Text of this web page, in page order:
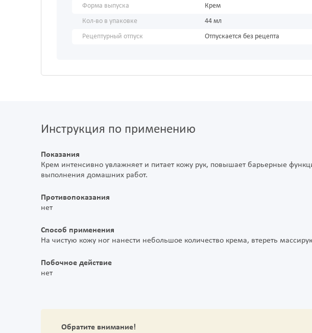
Форма выпуска
Крем
Кол-во в упаковке
44 мл
Рецептурный отпуск
Отпускается без рецепта
Инструкция по применению
Показания
Крем интенсивно увлажняет и питает кожу рук, повышает барьерные
выполнения домашних работ.
Противопоказания
нет
Способ применения
На чистую кожу ног нанести небольшое количество крема, втереть
Побочное действие
нет
Обратите внимание!